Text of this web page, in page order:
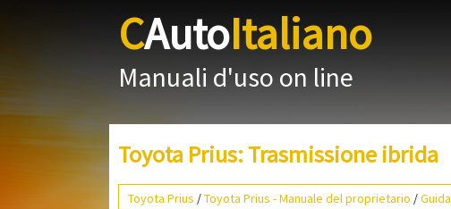
CAutoItaliano
Manuali d'uso on line
Toyota Prius: Trasmissione ibrida
Toyota Prius /Toyota Prius - Manuale del proprietario /Guida